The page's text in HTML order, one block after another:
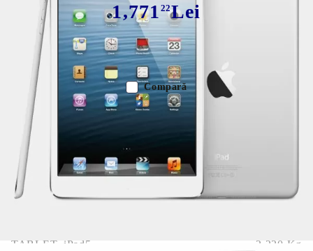
1,771 22Lei
Avem5în stoc
Memorie RAM:
Mărime Hard Disk (GB):
COMANDĂ RAPIDĂ
TABLET_iPad5 2.220 Kg
Compară